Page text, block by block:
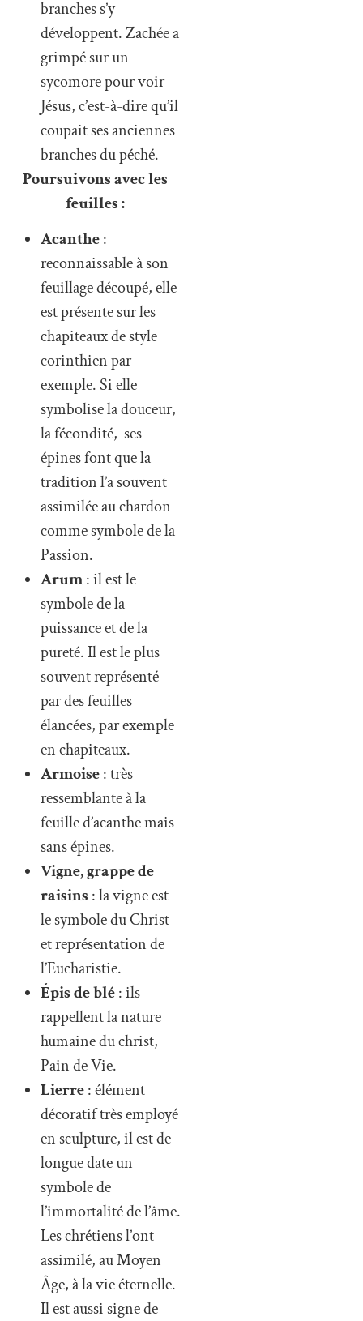
branches s’y
développent. Zachée a
grimpé sur un
sycomore pour voir
Jésus, c’est-à-dire qu’il
coupait ses anciennes
branches du péché.
Poursuivons avec les
feuilles :
Acanthe:
reconnaissable à son
feuillage découpé, elle
est présente sur les
chapiteaux de style
corinthien par
exemple. Si elle
symbolise la douceur,
la fécondité, ses
épines font que la
tradition l’a souvent
assimilée au chardon
comme symbole de la
Passion.
Arum: il est le
symbole de la
puissance et de la
pureté. Il est le plus
souvent représenté
par des feuilles
élancées, par exemple
en chapiteaux.
Armoise: très
ressemblante à la
feuille d’acanthe mais
sans épines.
Vigne, grappe de
raisins : la vigne est
le symbole du Christ
et représentation de
l’Eucharistie.
Épis de blé: ils
rappellent la nature
humaine du christ,
Pain de Vie.
Lierre: élément
décoratif très employé
en sculpture, il est de
longue date un
symbole de
l’immortalité de l’âme.
Les chrétiens l’ont
assimilé, au Moyen
Âge, à la vie éternelle.
Il est aussi signe de